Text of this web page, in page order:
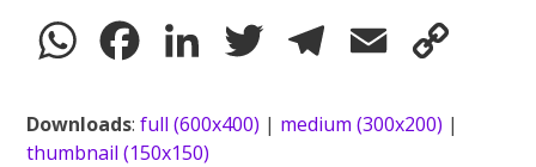
WhatsAppFacebookLinkedIn Twitter TelegramEmail
Downloads:full (600x400) | medium (300x200) |
thumbnail (150x150)